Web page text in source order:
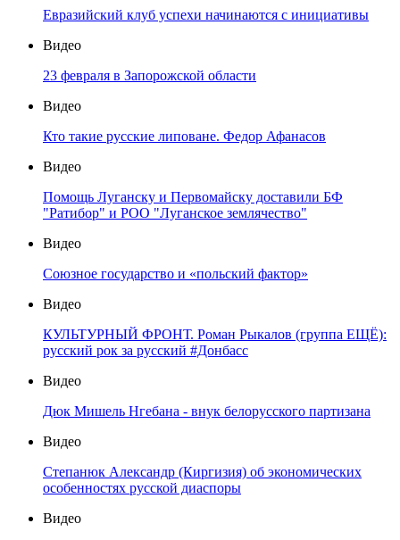
Евразийский клуб успехи начинаются с инициативы
Видео
23 февраля в Запорожской области
Видео
Кто такие русские липоване. Федор Афанасов
Видео
Помощь Луганску и Первомайску доставили БФ
"Ратибор" и РОО "Луганское землячество"
Видео
Союзное государство и «польский фактор»
Видео
КУЛЬТУРНЫЙ ФРОНТ. Роман Рыкалов (группа ЕЩЁ):
русский рок за русский #Донбасс
Видео
Дюк Мишель Нгебана - внук белорусского партизана
Видео
Степанюк Александр (Киргизия) об экономических
особенностях русской диаспоры
Видео